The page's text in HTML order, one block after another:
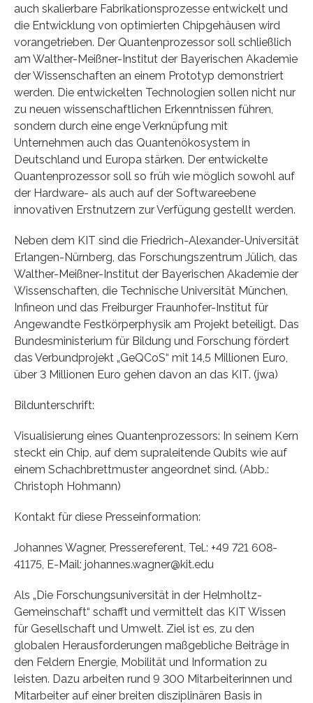
auch skalierbare Fabrikationsprozesse entwickelt und
die Entwicklung von optimierten Chipgehäusen wird
vorangetrieben. Der Quantenprozessor soll schließlich
am Walther-Meißner-Institut der Bayerischen Akademie
der Wissenschaften an einem Prototyp demonstriert
werden. Die entwickelten Technologien sollen nicht nur
zu neuen wissenschaftlichen Erkenntnissen führen,
sondern durch eine enge Verknüpfung mit
Unternehmen auch das Quantenökosystem in
Deutschland und Europa stärken. Der entwickelte
Quantenprozessor soll so früh wie möglich sowohl auf
der Hardware- als auch auf der Softwareebene
innovativen Erstnutzern zur Verfügung gestellt werden.
Neben dem KIT sind die Friedrich-Alexander-Universität
Erlangen-Nürnberg, das Forschungszentrum Jülich, das
Walther-Meißner-Institut der Bayerischen Akademie der
Wissenschaften, die Technische Universität München,
Infineon und das Freiburger Fraunhofer-Institut für
Angewandte Festkörperphysik am Projekt beteiligt. Das
Bundesministerium für Bildung und Forschung fördert
das Verbundprojekt „GeQCoS“ mit 14,5 Millionen Euro,
über 3 Millionen Euro gehen davon an das KIT. (jwa)
Bildunterschrift:
Visualisierung eines Quantenprozessors: In seinem Kern
steckt ein Chip, auf dem supraleitende Qubits wie auf
einem Schachbrettmuster angeordnet sind. (Abb.:
Christoph Hohmann)
Kontakt für diese Presseinformation:
Johannes Wagner, Pressereferent, Tel.: +49 721 608-
41175, E-Mail: johannes.wagner@kit.edu
Als „Die Forschungsuniversität in der Helmholtz-
Gemeinschaft“ schafft und vermittelt das KIT Wissen
für Gesellschaft und Umwelt. Ziel ist es, zu den
globalen Herausforderungen maßgebliche Beiträge in
den Feldern Energie, Mobilität und Information zu
leisten. Dazu arbeiten rund 9 300 Mitarbeiterinnen und
Mitarbeiter auf einer breiten disziplinären Basis in